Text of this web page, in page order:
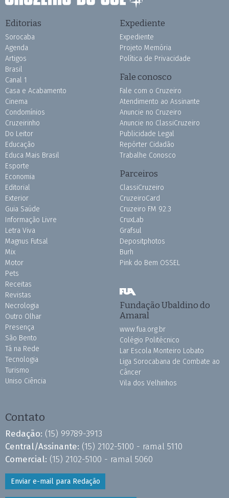
Editorias
Sorocaba
Agenda
Artigos
Brasil
Canal 1
Casa e Acabamento
Cinema
Condomínios
Cruzeirinho
Do Leitor
Educação
Educa Mais Brasil
Esporte
Economia
Editorial
Exterior
Guia Saúde
Informação Livre
Letra Viva
Magnus Futsal
Mix
Motor
Pets
Receitas
Revistas
Necrologia
Outro Olhar
Presença
São Bento
Tá na Rede
Tecnologia
Turismo
Uniso Ciência
Expediente
Expediente
Projeto Memória
Política de Privacidade
Fale conosco
Fale com o Cruzeiro
Atendimento ao Assinante
Anuncie no Cruzeiro
Anuncie no ClassiCruzeiro
Publicidade Legal
Repórter Cidadão
Trabalhe Conosco
Parceiros
ClassiCruzeiro
CruzeiroCard
Cruzeiro FM 92.3
CruxLab
Grafsul
Depositphotos
Burh
Pink do Bem OSSEL
Fundação Ubaldino do
Amaral
www.fua.org.br
Colégio Politécnico
Lar Escola Monteiro Lobato
Liga Sorocabana de Combate ao
Câncer
Vila dos Velhinhos
Contato
Redação: (15) 99789-3913
Central/Assinante: (15) 2102-5100 - ramal 5110
Comercial: (15) 2102-5100 - ramal 5060
Enviar e-mail para Redação